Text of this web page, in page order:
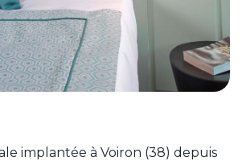
implantée à Voiron (38) depuis